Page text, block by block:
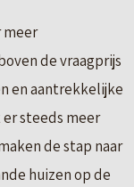
de vraagprijs
en aantrekkelijke
steeds meer
de stap naar
huizen op de